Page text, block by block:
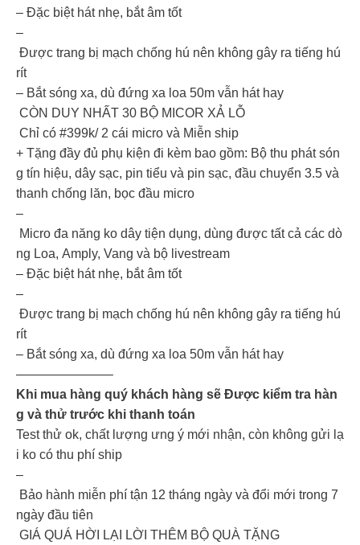
– Đặc biệt hát nhẹ, bắt âm tốt
–
Được trang bị mạch chống hú nên không gây ra tiếng hú
rít
– Bắt sóng xa, dù đứng xa loa 50m vẫn hát hay
CÒN DUY NHẤT 30 BỘ MICOR XẢ LỖ
Chỉ có #399k/ 2 cái micro và Miễn ship
+ Tặng đầy đủ phụ kiện đi kèm bao gồm: Bộ thu phát són
g tín hiệu, dây sạc, pin tiểu và pin sạc, đầu chuyển 3.5 và
thanh chống lăn, bọc đầu micro
–
Micro đa năng ko dây tiện dụng, dùng được tất cả các dò
ng Loa, Amply, Vang và bộ livestream
– Đặc biệt hát nhẹ, bắt âm tốt
–
Được trang bị mạch chống hú nên không gây ra tiếng hú
rít
– Bắt sóng xa, dù đứng xa loa 50m vẫn hát hay
———————–
Khi mua hàng quý khách hàng sẽ Được kiểm tra hàn
g và thử trước khi thanh toán
Test thử ok, chất lượng ưng ý mới nhận, còn không gửi lạ
i ko có thu phí ship
–
Bảo hành miễn phí tận 12 tháng ngày và đổi mới trong 7
ngày đầu tiên
GIÁ QUÁ HỜI LẠI LỜI THÊM BỘ QUÀ TẶNG